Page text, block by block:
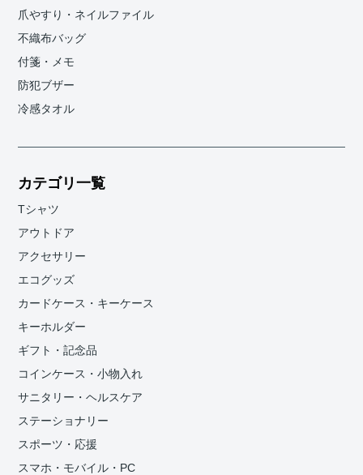
爪やすり・ネイルファイル
不織布バッグ
付箋・メモ
防犯ブザー
冷感タオル
カテゴリ一覧
Tシャツ
アウトドア
アクセサリー
エコグッズ
カードケース・キーケース
キーホルダー
ギフト・記念品
コインケース・小物入れ
サニタリー・ヘルスケア
ステーショナリー
スポーツ・応援
スマホ・モバイル・PC